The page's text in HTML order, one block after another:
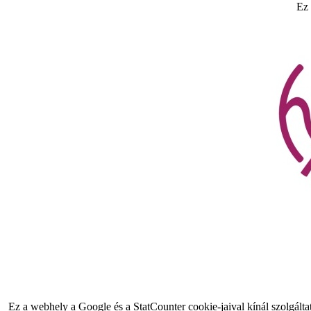
Ez
Ez a webhely a Google és a StatCounter cookie-jaival kínál